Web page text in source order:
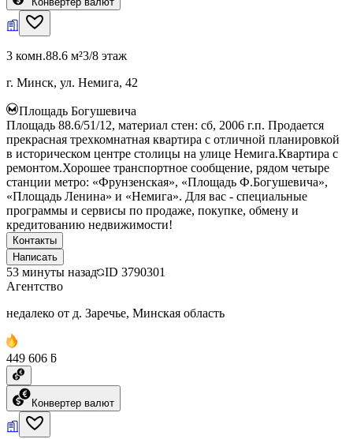
3 комн.88.6 м²3/8 этаж
г. Минск, ул. Немига, 42
Площадь Богушевича
Площадь 88.6/51/12, материал стен: сб, 2006 г.п. Продается
прекрасная трехкомнатная квартира с отличной планировкой
в историческом центре столицы на улице Немига.Квартира с
ремонтом.Хорошее транспортное сообщение, рядом четыре
станции метро: «Фрунзенская», «Площадь Ф.Богушевича»,
«Площадь Ленина» и «Немига». Для вас - специальные
программы и сервисы по продаже, покупке, обмену и
кредитованию недвижимости!
Контакты
Написать
53 минуты назад ID 3790301
Агентство
недалеко от д. Заречье, Минская область
449 606 ƃ
Конвертер валют